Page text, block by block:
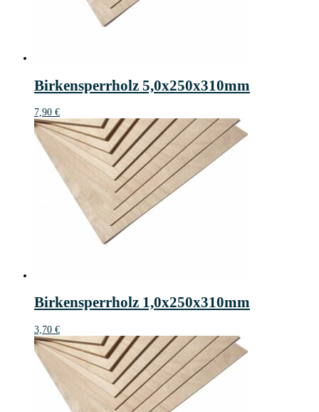
Birkensperrholz 5,0x250x310mm
7,90 €
Birkensperrholz 1,0x250x310mm
3,70 €